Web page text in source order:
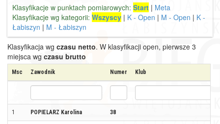
Klasyfikacje w punktach pomiarowych: Start | Meta
Klasyfikacje wg kategorii: Wszyscy | K - Open | M - Open | K -
Łabiszyn | M - Łabiszyn
Klasyfikacja wg czasu netto. W klasyfikacji open, pierwsze 3
miejsca wg czasu brutto
Msc Zawodnik Numer Klub
1 POPIELARZ Karolina 38